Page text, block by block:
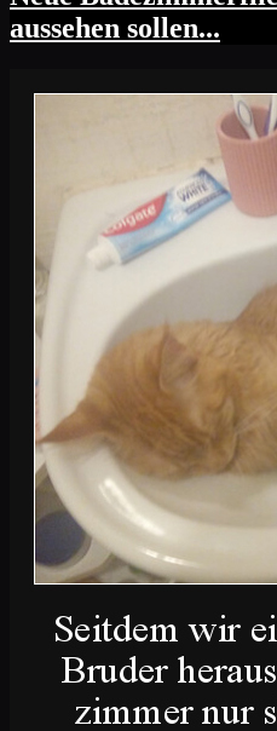
aussehen sollen...